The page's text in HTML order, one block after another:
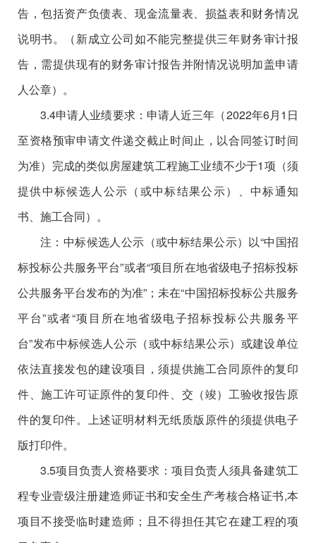
告，包括资产负债表、现金流量表、损益表和财务情况
说明书。（新成立公司如不能完整提供三年财务审计报
告，需提供现有的财务审计报告并附情况说明加盖申请
人公章）。
3.4申请人业绩要求：申请人近三年（2022年6月1日
至资格预审申请文件递交截止时间止，以合同签订时间
为准）完成的类似房屋建筑工程施工业绩不少于1项（须
提供中标候选人公示（或中标结果公示）、中标通知
书、施工合同）。
注：中标候选人公示（或中标结果公示）以“中国招
标投标公共服务平台”或者“项目所在地省级电子招标投标
公共服务平台发布的为准”；未在“中国招标投标公共服务
平台”或者“项目所在地省级电子招标投标公共服务平
台”发布中标候选人公示（或中标结果公示）或建设单位
依法直接发包的建设项目，须提供施工合同原件的复印
件、施工许可证原件的复印件、交（竣）工验收报告原
件的复印件。上述证明材料无纸质版原件的须提供电子
版打印件。
3.5项目负责人资格要求：项目负责人须具备建筑工
程专业壹级注册建造师证书和安全生产考核合格证书,本
项目不接受临时建造师；且不得担任其它在建工程的项